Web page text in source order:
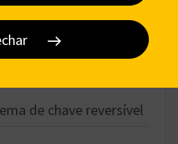
de chave reversível